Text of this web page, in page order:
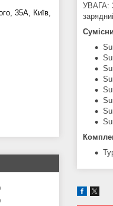
УВАГА:
35А, Київ,